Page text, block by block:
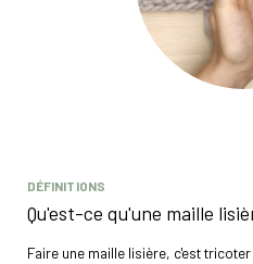
DÉFINITIONS
Qu'est-ce qu'une maille
Faire une maille lisière, c'est